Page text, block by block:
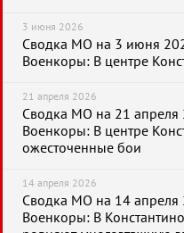
3 июня 2026
Сводка МО на 3 июня
Военкоры: В центре
21 апреля 2026
Сводка МО на 21 апреля
Военкоры: В центре
ожесточенные бои
14 апреля 2026
Сводка МО на 14 апреля
Военкоры: В